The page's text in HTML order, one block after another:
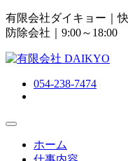
有限会社ダイキョー｜
防除会社 ｜9:00～18:00
054-238-7474
ホーム